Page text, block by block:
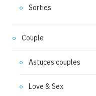
Sorties
Couple
Astuces couples
Love & Sex